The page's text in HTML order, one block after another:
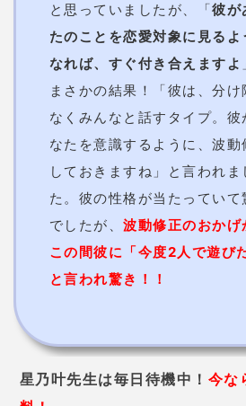
と思っていましたが、「彼が
たのことを恋愛対象に見るよ
なれば、すぐ付き合えますよ
まさかの結果！「彼は、分け
なくみんなと話すタイプ。彼
なたを意識するように、波動
しておきますね」と言われま
た。彼の性格が当たっていて
でしたが、 波動修正のおかげ
この間彼に「今度2人で遊び
と言われ驚き！！
星乃叶先生は毎日待機中！ 今な